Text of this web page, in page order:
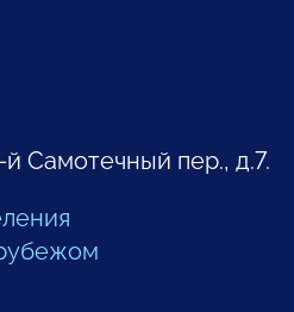
й Самотечный пер., д.7.